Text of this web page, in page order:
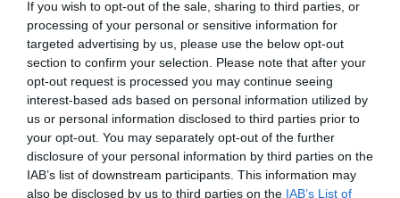
If you wish to opt-out of the sale, sharing to third parties, or
processing of your personal or sensitive information for
targeted advertising by us, please use the below opt-out
section to confirm your selection. Please note that after your
opt-out request is processed you may continue seeing
interest-based ads based on personal information utilized by
us or personal information disclosed to third parties prior to
your opt-out. You may separately opt-out of the further
disclosure of your personal information by third parties on the
IAB’s list of downstream participants. This information may
also be disclosed by us to third parties on the IAB’s List of
augmentarà dels 24.000
bitllets als 28.000
Els models S106 destaquen per la seva nova
distribució de seients on, per primer cop en els
trens de Renfe, els passatgers aniran en una
configuració de tres i dos seients per fila. Els trens